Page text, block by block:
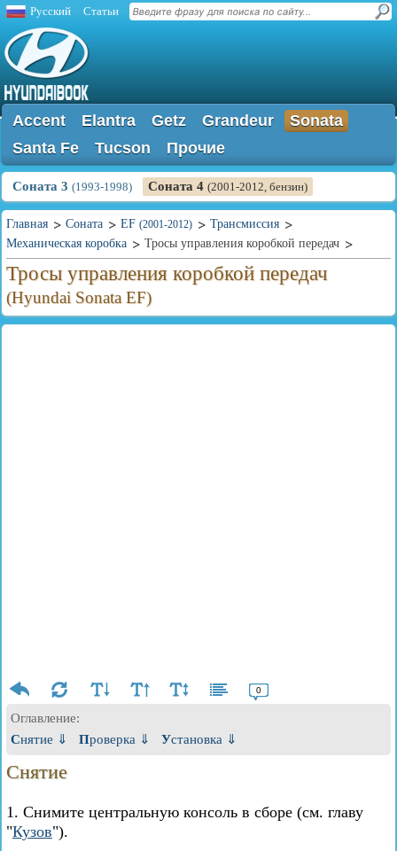
Русский Статьи
Accent Elantra Getz Grandeur
Sonata
Santa Fe
Tucson Прочие
Соната 3 (1993-1998) Соната 4 (2001-2012, бензин)
Главная Соната EF (2001-2012)
Трансмиссия
Механическая коробка
Тросы управления коробкой передач
Тросы управления коробкой передач
(Hyundai Sonata EF)
0
Оглавление:
Снятие ⇓
Проверка ⇓ Установка ⇓
Снятие
1. Снимите центральную консоль в сборе (см. главу
"Кузов").